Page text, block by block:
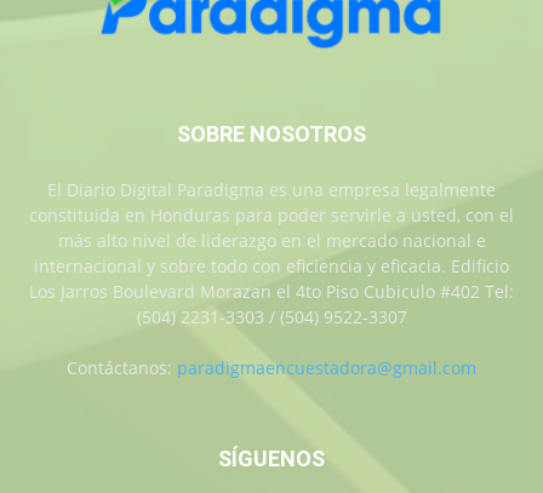
SOBRE NOSOTROS
El Diario Digital Paradigma es una empresa legalmente
constituida en Honduras para poder servirle a usted, con el
más alto nivel de liderazgo en el mercado nacional e
internacional y sobre todo con eficiencia y eficacia. Edificio
Los Jarros Boulevard Morazan el 4to Piso Cubiculo #402 Tel:
(504) 2231-3303 / (504) 9522-3307
Contáctanos: paradigmaencuestadora@gmail.com
SÍGUENOS